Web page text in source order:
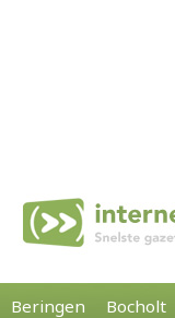
Beringen Bocholt